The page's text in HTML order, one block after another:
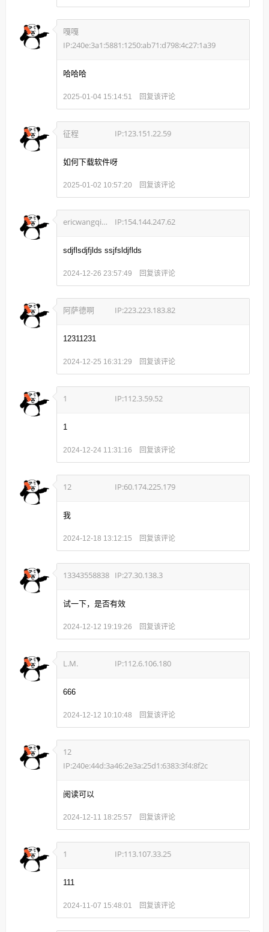
嘎嘎
IP:240e:3a1:5881:1250:ab71:d798:4c27:1a39
哈哈哈
2025-01-04 15:14:51 回复该评论
征程 IP:123.151.22.59
如何下载软件呀
2025-01-02 10:57:20 回复该评论
ericwangqiang IP:154.144.247.62
sdjflsdjfjlds ssjfsldjflds
2024-12-26 23:57:49 回复该评论
阿萨德啊 IP:223.223.183.82
12311231
2024-12-25 16:31:29 回复该评论
1 IP:112.3.59.52
1
2024-12-24 11:31:16 回复该评论
12 IP:60.174.225.179
我
2024-12-18 13:12:15 回复该评论
13343558838 IP:27.30.138.3
试一下，是否有效
2024-12-12 19:19:26 回复该评论
L.M. IP:112.6.106.180
666
2024-12-12 10:10:48 回复该评论
12
IP:240e:44d:3a46:2e3a:25d1:6383:3f4:8f2c
阅读可以
2024-12-11 18:25:57 回复该评论
1 IP:113.107.33.25
111
2024-11-07 15:48:01 回复该评论